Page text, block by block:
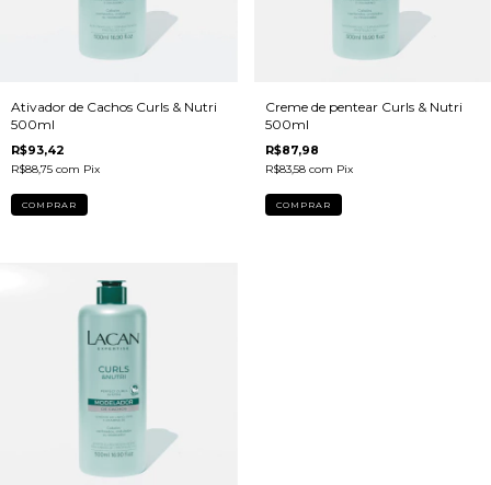
Ativador de Cachos Curls & Nutri
500ml
R$93,42
R$88,75 com Pix
Creme de pentear Curls & Nutri
500ml
R$87,98
R$83,58 com Pix